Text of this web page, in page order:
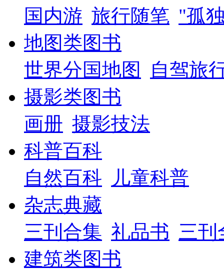
国内游 旅行随笔 "孤
地图类图书
世界分国地图
自驾旅
摄影类图书
画册 摄影技法
科普百科
自然百科
儿童科普
杂志典藏
三刊合集 礼品书 三刊
建筑类图书